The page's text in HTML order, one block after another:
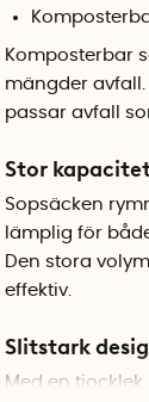
Komposterbar
mängder
passar avfall
Stor
Sopsäcken
lämplig för
Den stora
effektiv.
Slitstark
Med en